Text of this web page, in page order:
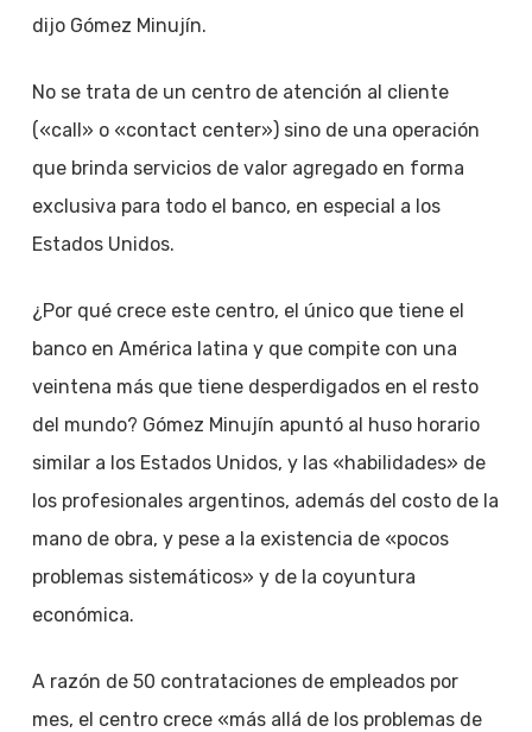
dijo Gómez Minujín.
No se trata de un centro de atención al cliente
(«call» o «contact center») sino de una operación
que brinda servicios de valor agregado en forma
exclusiva para todo el banco, en especial a los
Estados Unidos.
¿Por qué crece este centro, el único que tiene el
banco en América latina y que compite con una
veintena más que tiene desperdigados en el resto
del mundo? Gómez Minujín apuntó al huso horario
similar a los Estados Unidos, y las «habilidades» de
los profesionales argentinos, además del costo de la
mano de obra, y pese a la existencia de «pocos
problemas sistemáticos» y de la coyuntura
económica.
A razón de 50 contrataciones de empleados por
mes, el centro crece «más allá de los problemas de